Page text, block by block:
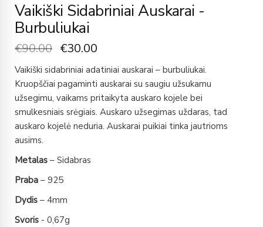
Vaikiški Sidabriniai Auskarai -
Burbuliukai
€90.00 €30.00
Vaikiški sidabriniai adatiniai auskarai – burbuliukai.
Kruopščiai pagaminti auskarai su saugiu užsukamu
užsegimu, vaikams pritaikyta auskaro kojele bei
smulkesniais srėgiais. Auskaro užsegimas uždaras, tad
auskaro kojelė neduria. Auskarai puikiai tinka jautrioms
ausims.
Metalas – Sidabras
Praba – 925
Dydis – 4mm
Svoris - 0,67g